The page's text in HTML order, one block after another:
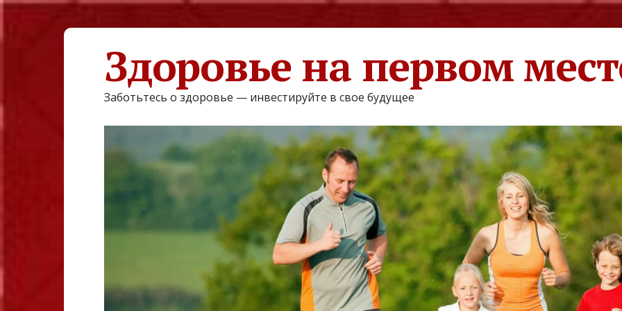
Здоровье на первом
Заботьтесь о здоровье — инвестируйте в свое будущее